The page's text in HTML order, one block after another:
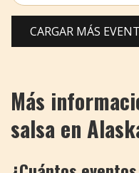
CARGAR MÁS
Más
salsa en